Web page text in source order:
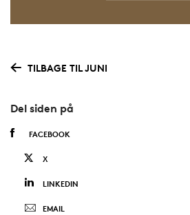
TILBAGE TIL JUNI
Del siden på
FACEBOOK
X
LINKEDIN
EMAIL